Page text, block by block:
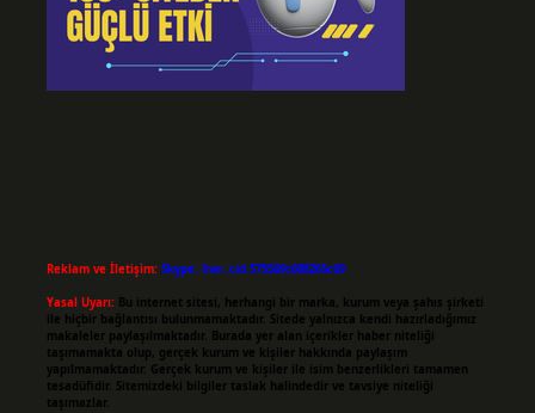
Reklam ve İletişim: Skype: live:.cid.575569c608265c69
Yasal Uyarı: Bu internet sitesi, herhangi bir marka, kurum veya şahıs şirketi
ile hiçbir bağlantısı bulunmamaktadır. Sitede yalnızca kendi hazırladığımız
makaleler paylaşılmaktadır. Burada yer alan içerikler haber niteliği
taşımamakta olup, gerçek kurum ve kişiler hakkında paylaşım
yapılmamaktadır. Gerçek kurum ve kişiler ile isim benzerlikleri tamamen
tesadüfidir. Sitemizdeki bilgiler taslak halindedir ve tavsiye niteliği
taşımazlar.